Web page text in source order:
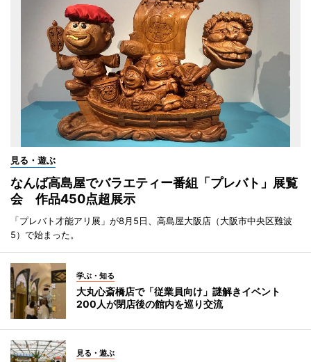
見る・遊ぶ
なんば高島屋でバラエティー番組「プレバト」展覧
会 作品450点超展示
「プレバト才能アリ展」が8月5日、高島屋大阪店（大阪市中央区難波
5）で始まった。
学ぶ・知る
大丸心斎橋店で「従業員向け」謎解きイベント
200人が閉店後の館内を巡り交流
見る・遊ぶ